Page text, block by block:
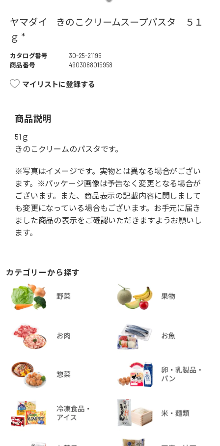
ヤマダイ きのこクリームスープパスタ ５１
ｇ *
カタログ番号
30-25-21195
商品番号
4903088015958
マイリストに登録する
商品説明
51ｇ
きのこクリームのパスタです。
※写真はイメージです。実物とは異なる場合がござい
ます。※パッケージ画像は予告なく変更となる場合が
ございます。また、商品表示の記載内容に関しまして
も変更になっている場合もございます。お手元に届き
ました商品の表示をご確認いただきますようお願いし
ます。
カテゴリーから探す